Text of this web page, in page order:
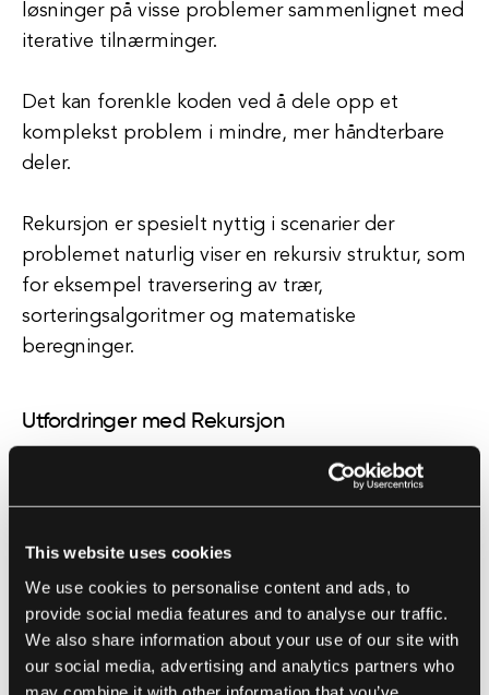
This website uses cookies
We use cookies to personalise content and ads, to
provide social media features and to analyse our traffic.
We also share information about your use of our site with
our social media, advertising and analytics partners who
løsninger på visse problemer sammenlignet med
iterative tilnærminger.
Det kan forenkle koden ved å dele opp et
komplekst problem i mindre, mer håndterbare
deler.
Rekursjon er spesielt nyttig i scenarier der
problemet naturlig viser en rekursiv struktur, som
for eksempel traversering av trær,
sorteringsalgoritmer og matematiske
beregninger.
Utfordringer med Rekursjon
Selv om rekursjon kan være et kraftig verktøy, er
det viktig å bruke det med omhu, da det kan
hvis det ikke implementeres riktig.
Hver rekursive kall legger til et nytt stakkramme
til kallstakken, som kan bruke minne og
potensielt føre til stack overflow når